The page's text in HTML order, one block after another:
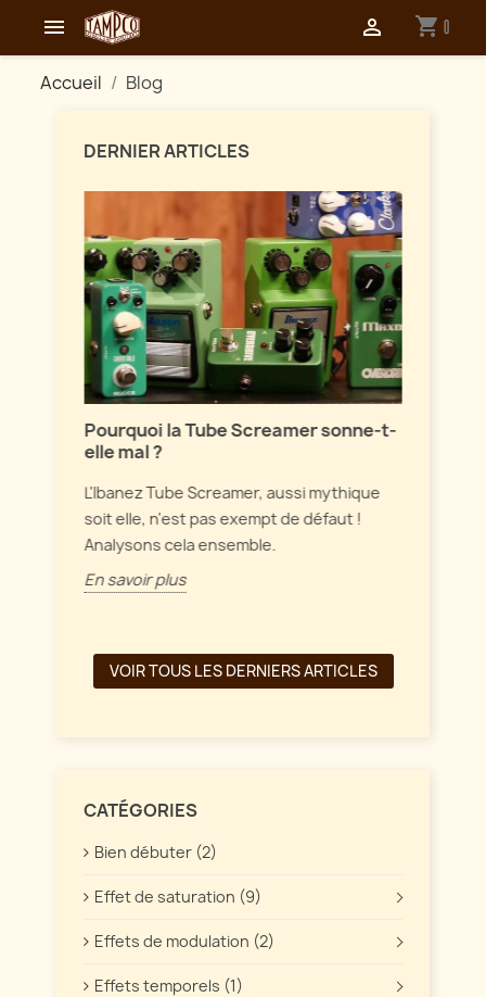
 shopping_cart 0

Accueil Blog
DERNIER ARTICLES
Pourquoi la Tube Screamer sonne-t-
elle mal ?
L'Ibanez Tube Screamer, aussi mythique
soit elle, n'est pas exempt de défaut !
Analysons cela ensemble.
En savoir plus
VOIR TOUS LES DERNIERS ARTICLES
CATÉGORIES
Bien débuter (2)
Effet de saturation (9)
Effets de modulation (2)
Effets temporels (1)